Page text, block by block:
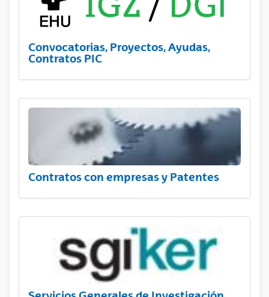
Convocatorias, Proyectos, Ayudas,
Contratos PIC
Contratos con empresas y Patentes